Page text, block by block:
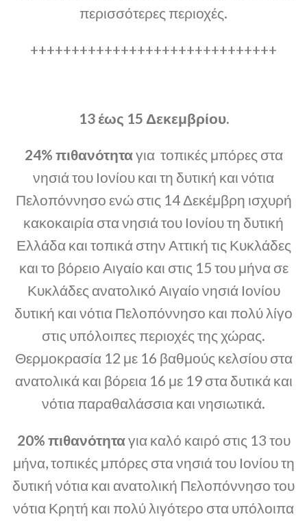
περισσότερες περιοχές.
++++++++++++++++++++++++++++++
13 έως 15 Δεκεμβρίου.
24% πιθανότηταγια τοπικές μπόρες στα
νησιά του Ιονίου και τη δυτική και νότια
Πελοπόννησο ενώ στις 14 Δεκέμβρη ισχυρή
κακοκαιρία στα νησιά του Ιονίου τη δυτική
Ελλάδα και τοπικά στην Αττική τις Κυκλάδες
και το βόρειο Αιγαίο και στις 15 του μήνα σε
Κυκλάδες ανατολικό Αιγαίο νησιά Ιονίου
δυτική και νότια Πελοπόννησο και πολύ λίγο
στις υπόλοιπες περιοχές της χώρας.
Θερμοκρασία 12 με 16 βαθμούς κελσίου στα
ανατολικά και βόρεια 16 με 19 στα δυτικά και
νότια παραθαλάσσια και νησιωτικά.
20% πιθανότηταγια καλό καιρό στις 13 του
μήνα, τοπικές μπόρες στα νησιά του Ιονίου τη
δυτική νότια και ανατολική Πελοπόννησο του
νότια Κρητή και πολύ λιγότερο στα υπόλοιπα